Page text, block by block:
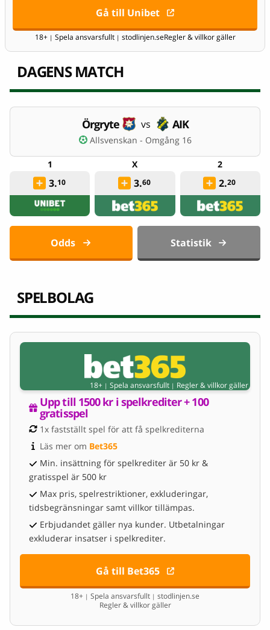
Gå till Unibet
18+ | Spela ansvarsfullt | stodlinjen.seRegler & villkor gäller
DAGENS MATCH
Örgryte vs AIK
Allsvenskan - Omgång 16
3.10 3.60 2.20
Odds Statistik
SPELBOLAG
18+ | Spela ansvarsfullt | Regler & villkor gäller
Upp till 1500 kr i spelkrediter + 100
gratisspel
1x fastställt spel för att få spelkrediterna
Läs mer om Bet365
Min. insättning för spelkrediter är 50 kr &
gratisspel är 500 kr
Max pris, spelrestriktioner, exkluderingar,
tidsbegränsningar samt villkor tillämpas.
Erbjudandet gäller nya kunder. Utbetalningar
exkluderar insatser i spelkrediter.
Gå till Bet365
18+ | Spela ansvarsfullt | stodlinjen.se
Regler & villkor gäller